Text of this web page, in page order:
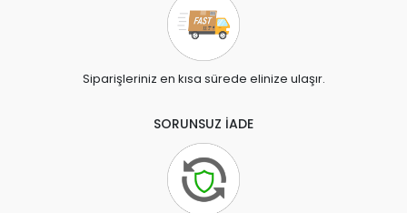
Siparişleriniz en kısa sürede elinize ulaşır.
SORUNSUZ İADE